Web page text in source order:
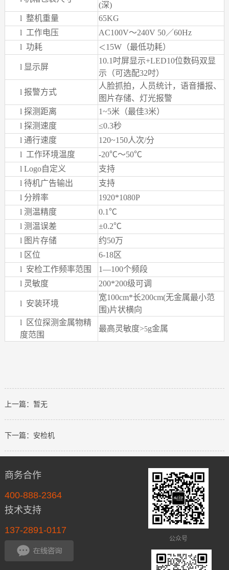
(深)
l 整机重量
65KG
l 工作电压 AC100V～240V 50／60Hz
l 功耗 ＜15W（最低功耗）
l 显示屏
10.1 吋屏显示+LED10位数码双显
示（可选配32吋）
l 报警方式
人脸抓拍，人员统计，语音播报、
图片存储、灯光报警
l 探测距离 1~5米（最佳3米）
l 探测速度
≤0.3秒
l 通行速度 120~150人次/分
l 工作环境温度 -20℃～50℃
l Logo自定义
支持
l 待机广告输出
支持
l 分辨率
1920*1080P
l 测温精度 0.1℃
l 测温误差
±0.2℃
l 图片存储
约50万
l 区位 6-18区
l 安检工作频率范围 1—100个频段
l 灵敏度 200*200级可调
l 安装环境
宽100cm*长200cm(无金属最小范
围)片状横向
l
区位探测金属物精
度范围
最高灵敏度>5g金属
上一篇：暂无
下一篇：安检机
商务合作
400-888-2364
技术支持
137-2891-0117
公众号